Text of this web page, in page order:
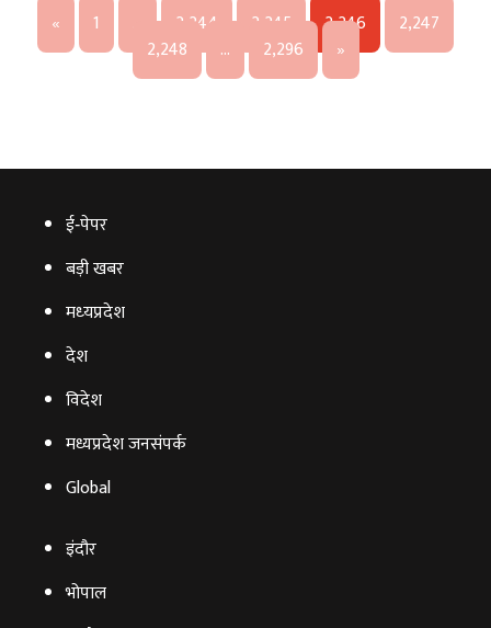
« 1 2,244 2,245 2,246
2,247
2,248
… 2,296 »
ई‑पेपर
बड़ी खबर
मध्‍यप्रदेश
देश
विदेश
मध्यप्रदेश जनसंपर्क
Global
इंदौर
भोपाल